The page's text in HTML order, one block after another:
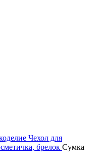
Чехол для
брелок Сумка